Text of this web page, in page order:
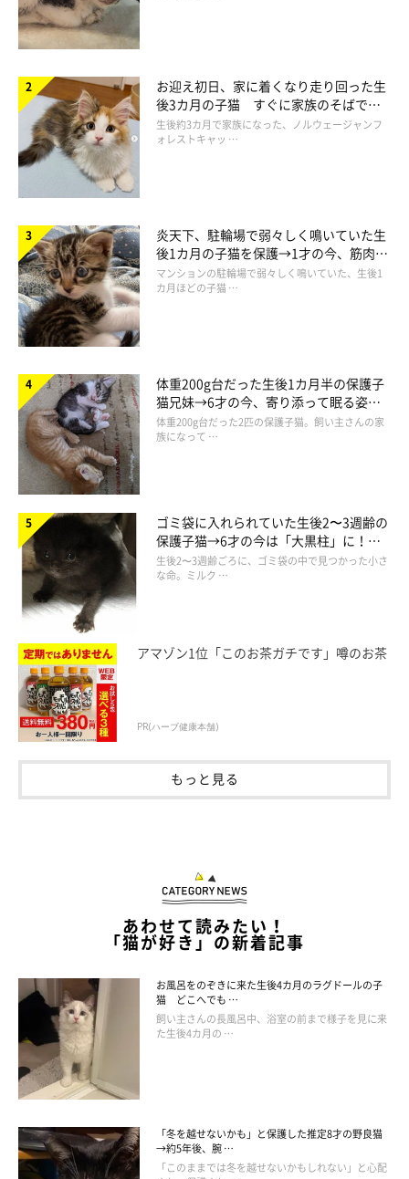
お迎え初日、家に着くなり走り回った生
後3カ月の子猫 すぐに家族のそばで落
ち着く姿に「迎えてよかった」
生後約3カ月で家族になった、ノルウェージャンフ
ォレストキャッ …
炎天下、駐輪場で弱々しく鳴いていた生
後1カ月の子猫を保護→1才の今、筋肉質
でツンデレなコに成長
マンションの駐輪場で弱々しく鳴いていた、生後1
カ月ほどの子猫 …
体重200g台だった生後1カ月半の保護子
猫兄妹→6才の今、寄り添って眠る姿に
ほっこり！
体重200g台だった2匹の保護子猫。飼い主さんの家
族になって …
ゴミ袋に入れられていた生後2〜3週齢の
保護子猫→6才の今は「大黒柱」に！
美しい黒猫に成長した姿にグッとくる
生後2〜3週齢ごろに、ゴミ袋の中で見つかった小さ
な命。ミルク …
アマゾン1位「このお茶ガチです」噂のお茶
PR(ハーブ健康本舗)
もっと見る
あわせて読みたい！
「猫が好き」の新着記事
お風呂をのぞきに来た生後4カ月のラグドールの子
猫 どこへでも …
飼い主さんの長風呂中、浴室の前まで様子を見に来
た生後4カ月の …
「冬を越せないかも」と保護した推定8才の野良猫
→約5年後、腕 …
「このままでは冬を越せないかもしれない」と心配